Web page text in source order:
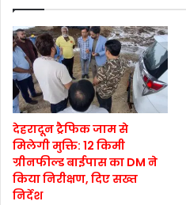
देहरादून ट्रैफिक जाम से
मिलेगी मुक्ति: 12 किमी
ग्रीनफील्ड बाईपास का DM ने
किया निरीक्षण, दिए सख्त
निर्देश